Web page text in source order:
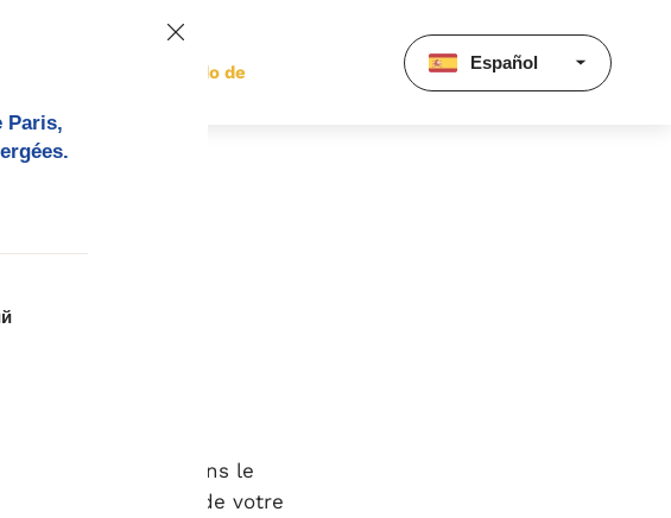
Solicito un certificado de
Español
Paris,
inscrites dans le
l’agent utilisateur de votre